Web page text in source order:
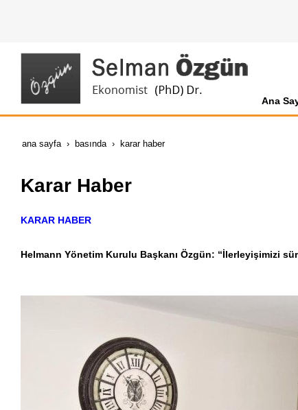
Ana
ana sayfa basında karar haber
Karar Haber
KARAR HABER
Helmann Yönetim Kurulu Başkanı Özgün: “İlerleyişimizi